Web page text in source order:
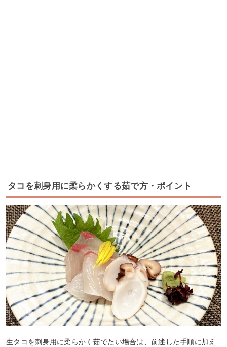
タコを刺身用に柔らかくする茹で方・ポイント
生タコを刺身用に柔らかく茹でたい場合は、前述した手順に加え